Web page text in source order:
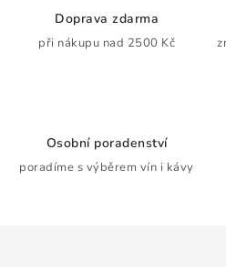
Doprava zdarma
při nákupu nad 2500 Kč
Osobní poradenství
poradíme s výběrem vín i kávy